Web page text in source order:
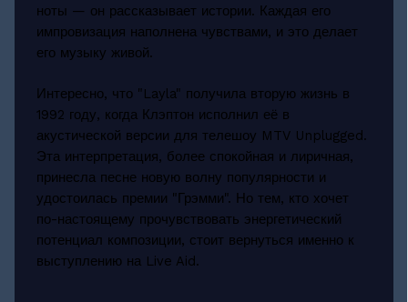
ноты — он рассказывает истории. Каждая его
импровизация наполнена чувствами, и это делает
его музыку живой.
Интересно, что "Layla" получила вторую жизнь в
1992 году, когда Клэптон исполнил её в
акустической версии для телешоу MTV Unplugged.
Эта интерпретация, более спокойная и лиричная,
принесла песне новую волну популярности и
удостоилась премии "Грэмми". Но тем, кто хочет
по-настоящему прочувствовать энергетический
потенциал композиции, стоит вернуться именно к
выступлению на Live Aid.